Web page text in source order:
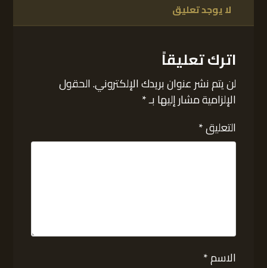
لا يوجد تعليق
اترك تعليقاً
لن يتم نشر عنوان بريدك الإلكتروني.الحقول
الإلزامية مشار إليها بـ*
التعليق*
الاسم*